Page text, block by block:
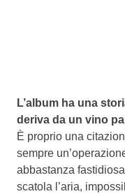
L’album ha una
deriva da un vino
È proprio una
sempre
abbastanza
scatola l’aria,